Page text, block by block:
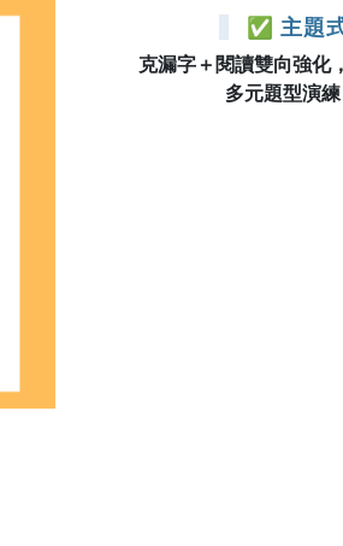
✅ 主題
克漏字＋閱讀雙向強化
多元題型演